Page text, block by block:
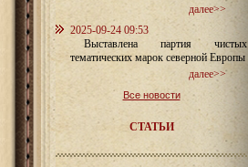
далее>>
2025-09-24 09:53
Выставлена партия чистых
тематических марок северной Европы
далее>>
Все новости
СТАТЬИ